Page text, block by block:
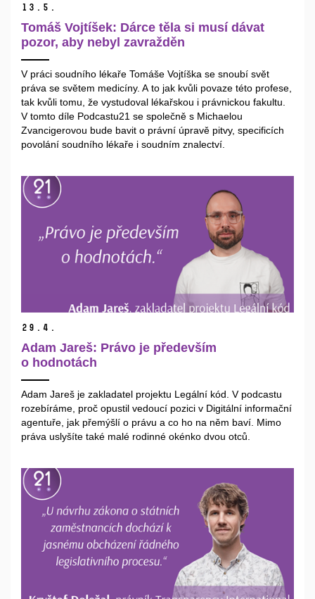
13. 5.
Tomáš Vojtíšek: Dárce těla si musí dávat
pozor, aby nebyl zavražděn
V práci soudního lékaře Tomáše Vojtíška se snoubí svět
práva se světem medicíny. A to jak kvůli povaze této profese,
tak kvůli tomu, že vystudoval lékařskou i právnickou fakultu.
V tomto díle Podcastu21 se společně s Michaelou
Zvancigerovou bude bavit o právní úpravě pitvy, specificích
povolání soudního lékaře i soudním znalectví.
29. 4.
Adam Jareš: Právo je především
o hodnotách
Adam Jareš je zakladatel projektu Legální kód. V podcastu
rozebíráme, proč opustil vedoucí pozici v Digitální informační
agentuře, jak přemýšlí o právu a co ho na něm baví. Mimo
práva uslyšíte také malé rodinné okénko dvou otců.